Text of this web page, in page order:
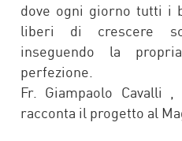
dove ogni giorno tutti i
liberi di crescere
inseguendo la
perfezione.
Fr. Giampaolo Cavalli ,
racconta il progetto al